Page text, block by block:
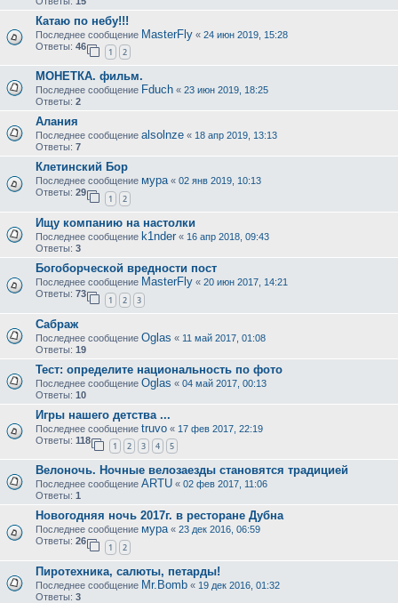
Катаю по небу!!!
Последнее сообщение MasterFly « 24 июн 2019, 15:28
Ответы: 46
1 2
МОНЕТКА. фильм.
Последнее сообщение Fduch « 23 июн 2019, 18:25
Ответы: 2
Алания
Последнее сообщение alsolnze « 18 апр 2019, 13:13
Ответы: 7
Клетинский Бор
Последнее сообщение мура « 02 янв 2019, 10:13
Ответы: 29
1 2
Ищу компанию на настолки
Последнее сообщение k1nder « 16 апр 2018, 09:43
Ответы: 3
Богоборческой вредности пост
Последнее сообщение MasterFly « 20 июн 2017, 14:21
Ответы: 73
1 2 3
Сабраж
Последнее сообщение Oglas « 11 май 2017, 01:08
Ответы: 19
Тест: определите национальность по фото
Последнее сообщение Oglas « 04 май 2017, 00:13
Ответы: 10
Игры нашего детства ...
Последнее сообщение truvo « 17 фев 2017, 22:19
Ответы: 118
1 2 3 4 5
Велоночь. Ночные велозаезды становятся традицией
Последнее сообщение ARTU « 02 фев 2017, 11:06
Ответы: 1
Новогодняя ночь 2017г. в ресторане Дубна
Последнее сообщение мура « 23 дек 2016, 06:59
Ответы: 26
1 2
Пиротехника, салюты, петарды!
Последнее сообщение Mr.Bomb « 19 дек 2016, 01:32
Ответы: 3